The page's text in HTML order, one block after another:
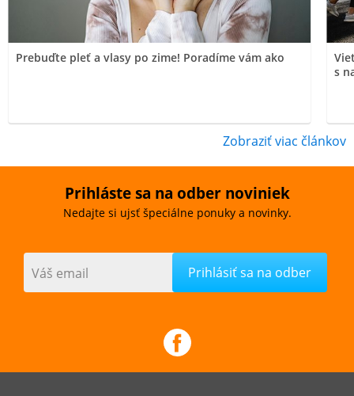
Prebuďte pleť a vlasy po zime! Poradíme vám ako
s
Zobraziť viac článkov
Prihláste sa na odber noviniek
Nedajte si ujsť špeciálne ponuky a novinky.
Váš email